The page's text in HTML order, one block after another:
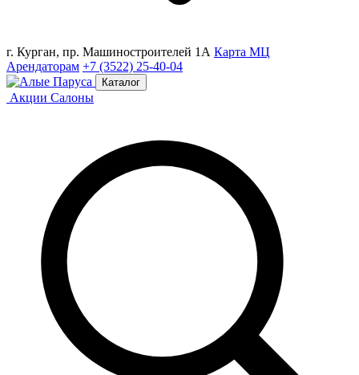
г. Курган, пр. Машиностроителей 1А Карта МЦ
Арендаторам +7 (3522) 25-40-04
Каталог
Акции Салоны